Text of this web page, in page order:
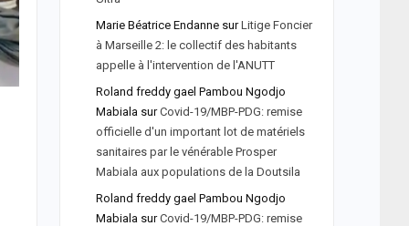
Marie Béatrice EndannesurLitige Foncier
à Marseille 2: le collectif des habitants
appelle à l'intervention de l'ANUTT
Roland freddy gael Pambou Ngodjo
MabialasurCovid-19/MBP-PDG: remise
officielle d'un important lot de matériels
sanitaires par le vénérable Prosper
Mabiala aux populations de la Doutsila
Roland freddy gael Pambou Ngodjo
MabialasurCovid-19/MBP-PDG: remise